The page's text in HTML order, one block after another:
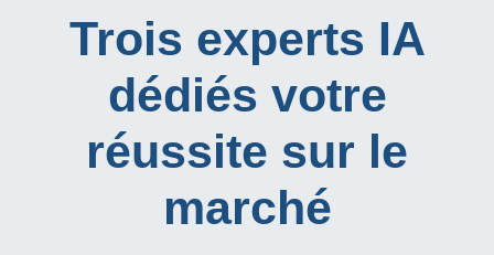
Trois experts IA
dédiés votre
réussite sur le
marché